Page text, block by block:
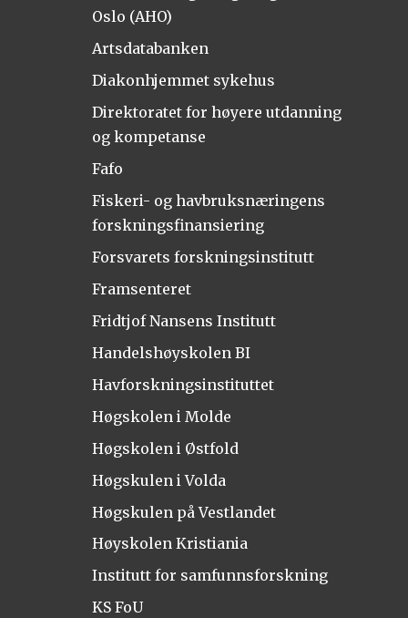
Oslo (AHO)
Artsdatabanken
Diakonhjemmet sykehus
Direktoratet for høyere utdanning
og kompetanse
Fafo
Fiskeri- og havbruksnæringens
forskningsfinansiering
Forsvarets forskningsinstitutt
Framsenteret
Fridtjof Nansens Institutt
Handelshøyskolen BI
Havforskningsinstituttet
Høgskolen i Molde
Høgskolen i Østfold
Høgskulen i Volda
Høgskulen på Vestlandet
Høyskolen Kristiania
Institutt for samfunnsforskning
KS FoU